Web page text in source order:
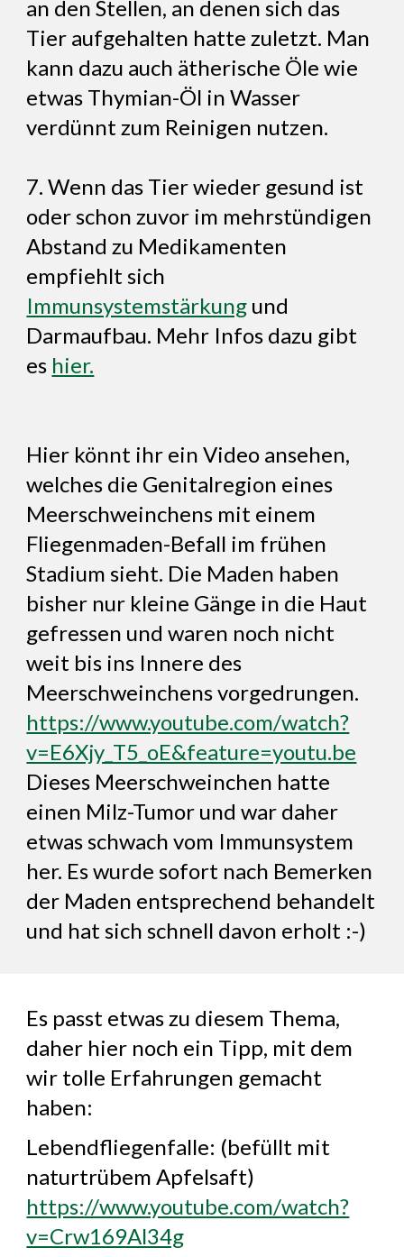
an den Stellen, an denen sich das
Tier aufgehalten hatte zuletzt. Man
kann dazu auch ätherische Öle wie
etwas Thymian-Öl in Wasser
verdünnt zum Reinigen nutzen.
7. Wenn das Tier wieder gesund ist
oder schon zuvor im mehrstündigen
Abstand zu Medikamenten
empfiehlt sich
Immunsystemstärkung und
Darmaufbau. Mehr Infos dazu gibt
es hier.
Hier könnt ihr ein Video ansehen,
welches die Genitalregion eines
Meerschweinchens mit einem
Fliegenmaden-Befall im frühen
Stadium sieht. Die Maden haben
bisher nur kleine Gänge in die Haut
gefressen und waren noch nicht
weit bis ins Innere des
Meerschweinchens vorgedrungen.
https://www.youtube.com/watch?
v=E6Xjy_T5_oE&feature=youtu.be
Dieses Meerschweinchen hatte
einen Milz-Tumor und war daher
etwas schwach vom Immunsystem
her. Es wurde sofort nach Bemerken
der Maden entsprechend behandelt
und hat sich schnell davon erholt :-)
Es passt etwas zu diesem Thema,
daher hier noch ein Tipp, mit dem
wir tolle Erfahrungen gemacht
haben:
Lebendfliegenfalle: (befüllt mit
naturtrübem Apfelsaft)
https://www.youtube.com/watch?
v=Crw169Al34g